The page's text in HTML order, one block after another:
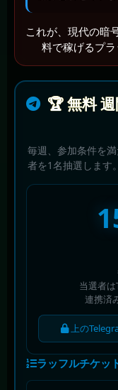
これが、現代の暗
料で稼げるプラ
🏆 無料
毎週、参加条件を
者を1名抽選します。
当選者は
連携済
上の
ラッフルチケッ